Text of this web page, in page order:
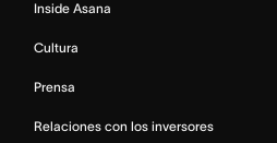
Inside Asana
Cultura
Prensa
Relaciones con los inversores